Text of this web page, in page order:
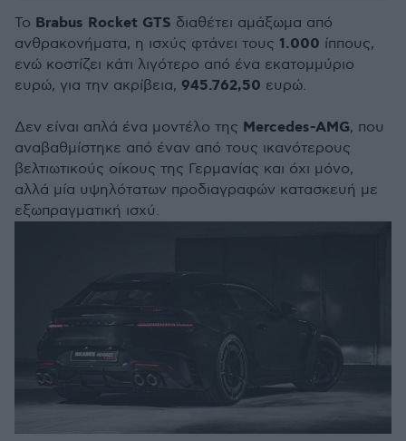
To Brabus Rocket GTS διαθέτει αμάξωμα από
ανθρακονήματα, η ισχύς φτάνει τους 1.000 ίππους,
ενώ κοστίζει κάτι λιγότερο από ένα εκατομμύριο
ευρώ, για την ακρίβεια, 945.762,50 ευρώ.
Δεν είναι απλά ένα μοντέλο της Mercedes-AMG, που
αναβαθμίστηκε από έναν από τους ικανότερους
βελτιωτικούς οίκους της Γερμανίας και όχι μόνο,
αλλά μία υψηλότατων προδιαγραφών κατασκευή με
εξωπραγματική ισχύ.